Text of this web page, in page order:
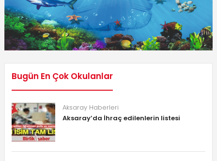
Bugün En Çok Okulanlar
Aksaray Haberleri
Aksaray’da İhraç edilenlerin listesi